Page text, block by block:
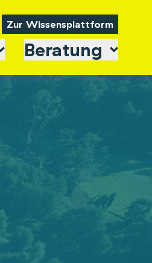
Zur Wissensplattform
Beratung